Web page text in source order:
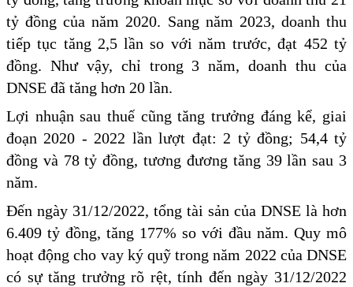
tỷ đồng của năm 2020. Sang năm 2023, doanh thu
tiếp tục tăng 2,5 lần so với năm trước, đạt 452 tỷ
đồng. Như vậy, chỉ trong 3 năm, doanh thu của
DNSE đã tăng hơn 20 lần.
Lợi nhuận sau thuế cũng tăng trưởng đáng kể, giai
đoạn 2020 - 2022 lần lượt đạt: 2 tỷ đồng; 54,4 tỷ
đồng và 78 tỷ đồng, tương đương tăng 39 lần sau 3
năm.
Đến ngày 31/12/2022, tổng tài sản của DNSE là hơn
6.409 tỷ đồng, tăng 177% so với đầu năm. Quy mô
hoạt động cho vay ký quỹ trong năm 2022 của DNSE
có sự tăng trưởng rõ rệt, tính đến ngày 31/12/2022